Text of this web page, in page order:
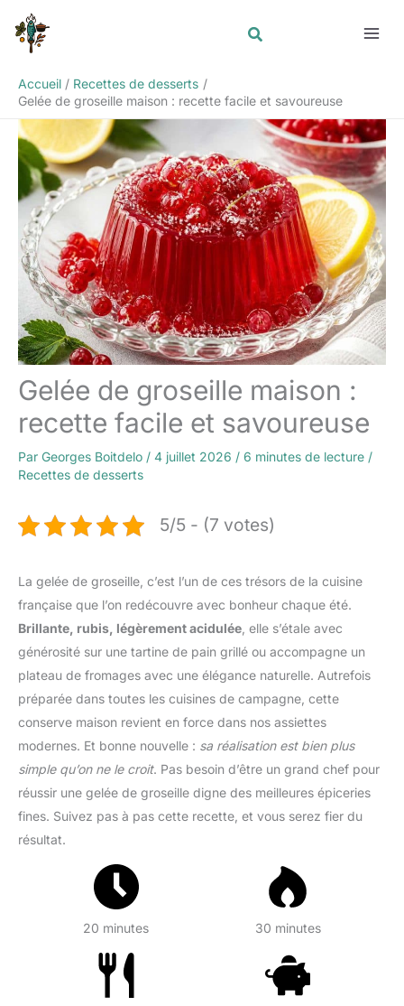
contenu
Accueil
Recettes de desserts
Gelée de groseille maison : recette facile et savoureuse
Gelée de groseille maison :
recette facile et savoureuse
Par Georges Boitdelo / 4 juillet 2026 / 6 minutes de lecture /
Recettes de desserts
5/5 - (7 votes)
La gelée de groseille, c’est l’un de ces trésors de la cuisine
française que l’on redécouvre avec bonheur chaque été.
Brillante, rubis, légèrement acidulée , elle s’étale avec
générosité sur une tartine de pain grillé ou accompagne un
plateau de fromages avec une élégance naturelle. Autrefois
préparée dans toutes les cuisines de campagne, cette
conserve maison revient en force dans nos assiettes
modernes. Et bonne nouvelle : sa réalisation est bien plus
simple qu’on ne le croit. Pas besoin d’être un grand chef pour
réussir une gelée de groseille digne des meilleures épiceries
fines. Suivez pas à pas cette recette, et vous serez fier du
résultat.
20 minutes 30 minutes
Rechercher